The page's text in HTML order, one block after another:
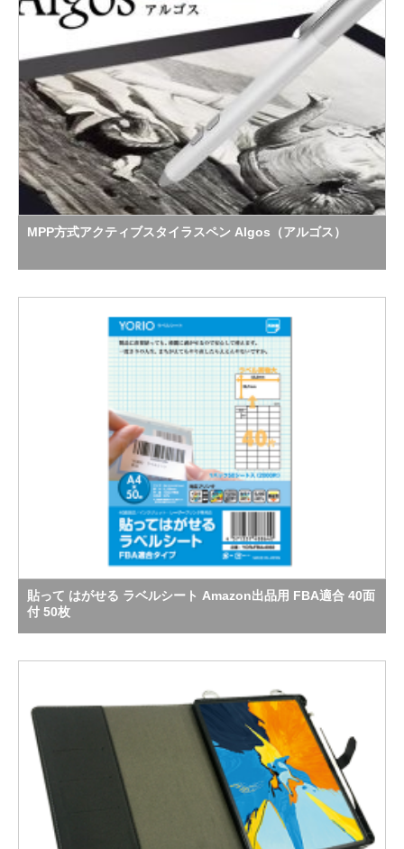
MPP方式アクティブスタイラスペン Algos（アルゴス）
貼って はがせる ラベルシート Amazon出品用 FBA適合 40面
付 50枚